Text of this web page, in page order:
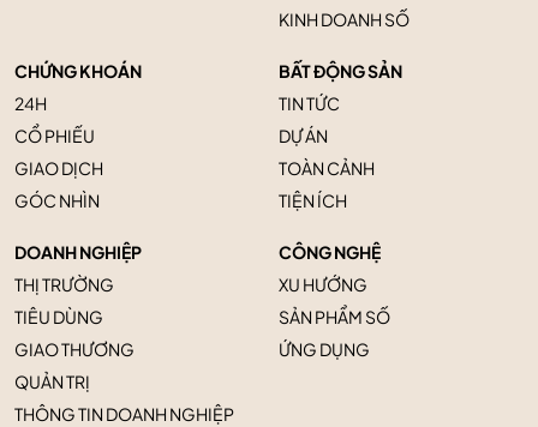
KINH DOANH SỐ
CHỨNG KHOÁN
24H
CỔ PHIẾU
GIAO DỊCH
GÓC NHÌN
BẤT ĐỘNG SẢN
TIN TỨC
DỰ ÁN
TOÀN CẢNH
TIỆN ÍCH
DOANH NGHIỆP
THỊ TRƯỜNG
TIÊU DÙNG
GIAO THƯƠNG
QUẢN TRỊ
THÔNG TIN DOANH NGHIỆP
CÔNG NGHỆ
XU HƯỚNG
SẢN PHẨM SỐ
ỨNG DỤNG